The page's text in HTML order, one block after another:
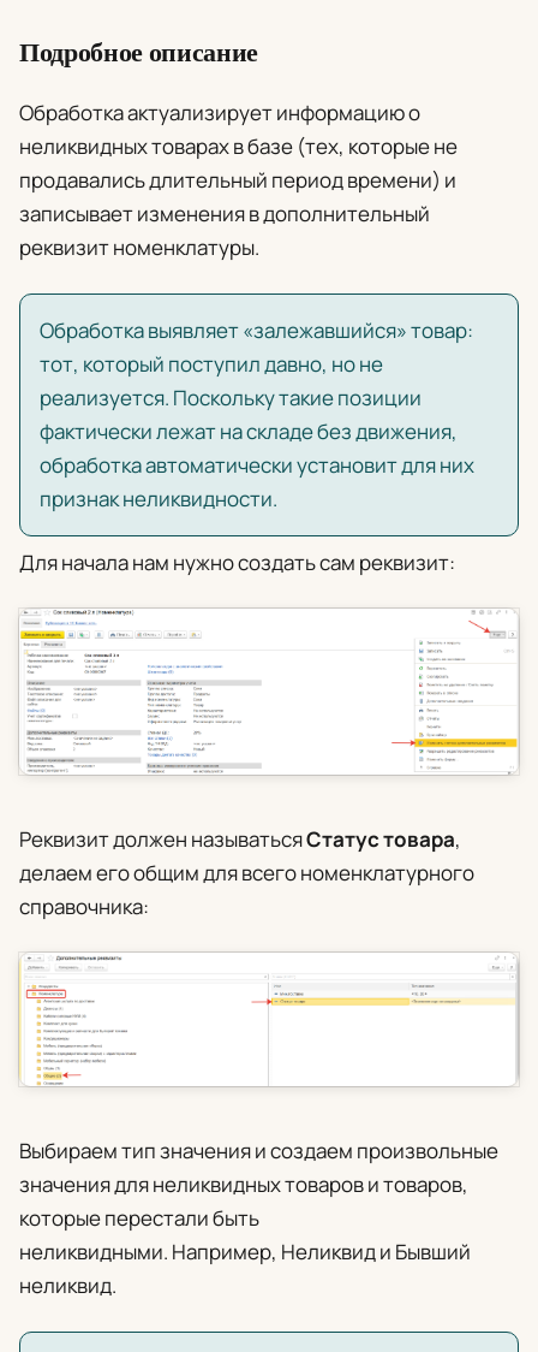
Подробное описание
Обработка актуализирует информацию о
неликвидных товарах в базе (тех, которые не
продавались длительный период времени) и
записывает изменения в дополнительный
реквизит номенклатуры.
Обработка выявляет «залежавшийся» товар:
тот, который поступил давно, но не
реализуется. Поскольку такие позиции
фактически лежат на складе без движения,
обработка автоматически установит для них
признак неликвидности.
Для начала нам нужно создать сам реквизит:
Реквизит должен называтьсяСтатус товара,
делаем его общим для всего номенклатурного
справочника:
Выбираем тип значения и создаем произвольные
значения для неликвидных товаров и товаров,
которые перестали быть
неликвидными. Например, Неликвид и Бывший
неликвид.